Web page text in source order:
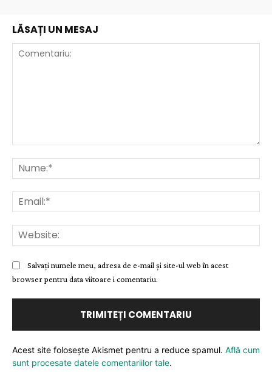
LĂSAȚI UN MESAJ
Salvați numele meu, adresa de e-mail și site-ul web în acest
browser pentru data viitoare i comentariu.
Acest site folosește Akismet pentru a reduce spamul. Află cum
sunt procesate datele comentariilor tale.